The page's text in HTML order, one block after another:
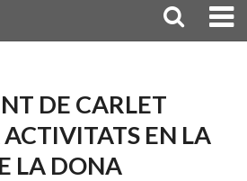
DE CARLET
EN LA
LA DONA